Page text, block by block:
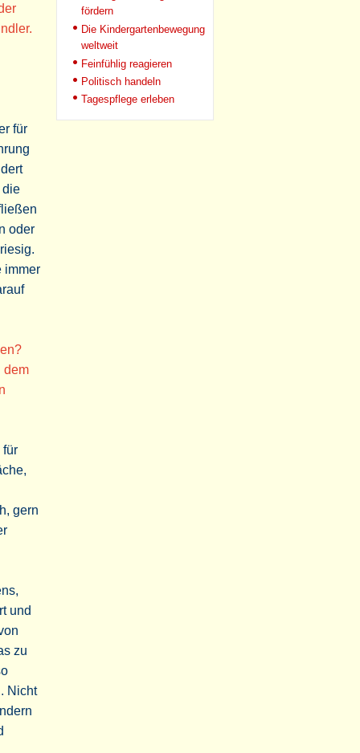
für
die
oder
immer
dem
für
gern
und
zu
Nicht
fördern
Die Kindergartenbewegung
weltweit
Feinfühlig reagieren
Politisch handeln
Tagespflege erleben